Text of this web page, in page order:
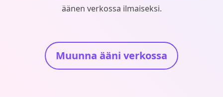
äänen verkossa ilmaiseksi.
Muunna ääni verkossa